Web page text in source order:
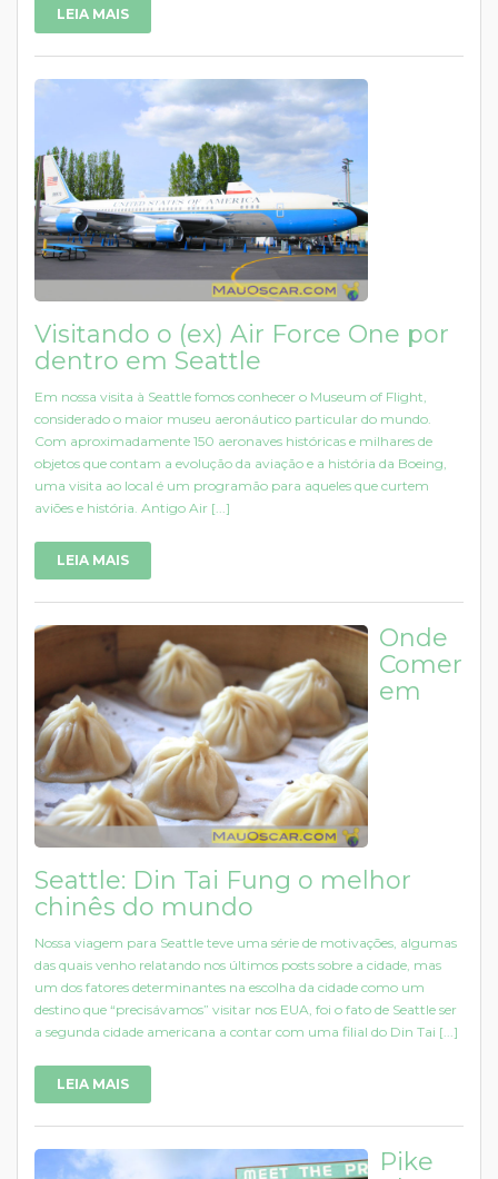
LEIA MAIS
Visitando o (ex) Air Force One por
dentro em Seattle
Em nossa visita à Seattle fomos conhecer o Museum of Flight,
considerado o maior museu aeronáutico particular do mundo.
Com aproximadamente 150 aeronaves históricas e milhares de
objetos que contam a evolução da aviação e a história da Boeing,
uma visita ao local é um programão para aqueles que curtem
aviões e história. Antigo Air [...]
LEIA MAIS
Onde
Comer
em
Seattle: Din Tai Fung o melhor
chinês do mundo
Nossa viagem para Seattle teve uma série de motivações, algumas
das quais venho relatando nos últimos posts sobre a cidade, mas
um dos fatores determinantes na escolha da cidade como um
destino que “precisávamos” visitar nos EUA, foi o fato de Seattle ser
a segunda cidade americana a contar com uma filial do Din Tai [...]
LEIA MAIS
Pike